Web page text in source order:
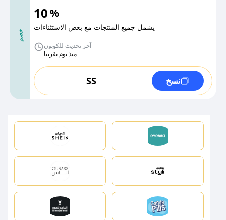
خصم
10%
يشمل جميع المنتجات مع بعض الاستثناءات
آخر تحديث للكوبون
منذ يوم تقريبا
SS نسخ